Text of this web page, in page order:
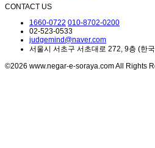
CONTACT US
1660-0722 010-8702-0200
02-523-0533
judgemind@naver.com
서울시 서초구 서초대로 272, 9층 (한
©2026 www.negar-e-soraya.com All Rights